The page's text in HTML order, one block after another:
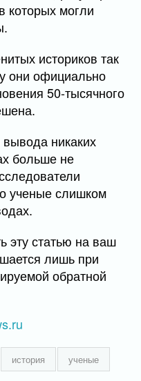
которых могли
историков так
они официально
50-тысячного
никаких
больше не
ученые слишком
эту статью на ваш
лишь при
обратной
история
ученые